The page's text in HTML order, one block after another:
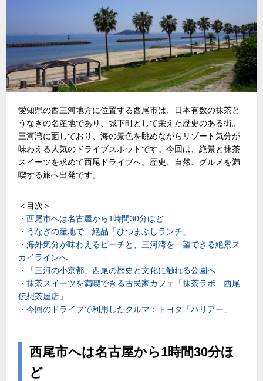
愛知県の西三河地方に位置する西尾市は、日本有数の抹茶と
うなぎの名産地であり、城下町として栄えた歴史のある街。
三河湾に面しており、海の景色を眺めながらリゾート気分が
味わえる人気のドライブスポットです。今回は、絶景と抹茶
スイーツを求めて西尾ドライブへ。歴史、自然、グルメを満
喫する旅へ出発です。
＜目次＞
・西尾市へは名古屋から1時間30分ほど
・ うなぎの産地で、絶品「ひつまぶしランチ」
・海外気分が味わえるビーチと、三河湾を一望できる絶景ス
カイラインへ
・
「三河の小京都」西尾の歴史と文化に触れる公園へ
・抹茶スイーツを満喫できる古民家カフェ「抹茶ラボ 西尾
伝想茶屋店」
・今回のドライブで利用したクルマ：トヨタ「ハリアー」
西尾市へは名古屋から1時間30分ほ
ど